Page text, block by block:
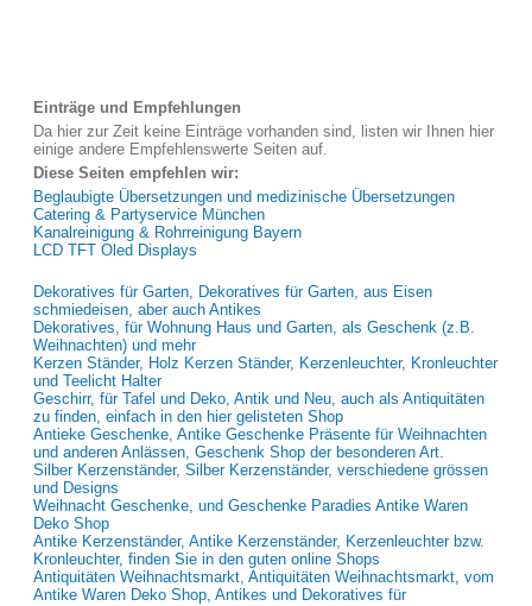
Einträge und Empfehlungen
Da hier zur Zeit keine Einträge vorhanden sind, listen wir Ihnen hier
einige andere Empfehlenswerte Seiten auf.
Diese Seiten empfehlen wir:
Beglaubigte Übersetzungen und medizinische Übersetzungen
Catering & Partyservice München
Kanalreinigung & Rohrreinigung Bayern
LCD TFT Oled Displays
Dekoratives für Garten, Dekoratives für Garten, aus Eisen
schmiedeisen, aber auch Antikes
Dekoratives, für Wohnung Haus und Garten, als Geschenk (z.B.
Weihnachten) und mehr
Kerzen Ständer, Holz Kerzen Ständer, Kerzenleuchter, Kronleuchter
und Teelicht Halter
Geschirr, für Tafel und Deko, Antik und Neu, auch als Antiquitäten
zu finden, einfach in den hier gelisteten Shop
Antieke Geschenke, Antike Geschenke Präsente für Weihnachten
und anderen Anlässen, Geschenk Shop der besonderen Art.
Silber Kerzenständer, Silber Kerzenständer, verschiedene grössen
und Designs
Weihnacht Geschenke, und Geschenke Paradies Antike Waren
Deko Shop
Antike Kerzenständer, Antike Kerzenständer, Kerzenleuchter bzw.
Kronleuchter, finden Sie in den guten online Shops
Antiquitäten Weihnachtsmarkt, Antiquitäten Weihnachtsmarkt, vom
Antike Waren Deko Shop, Antikes und Dekoratives für